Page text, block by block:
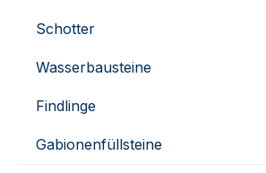
Schotter
Wasserbausteine
Findlinge
Gabionenfüllsteine